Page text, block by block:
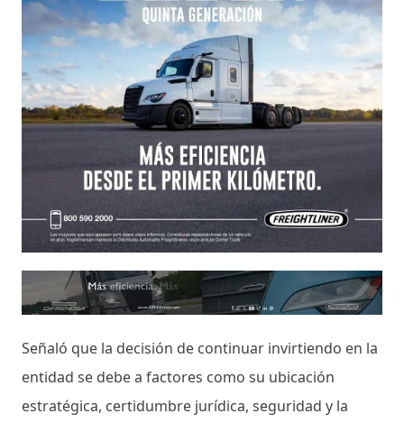
Señaló que la decisión de continuar invirtiendo en la
entidad se debe a factores como su ubicación
estratégica, certidumbre jurídica, seguridad y la